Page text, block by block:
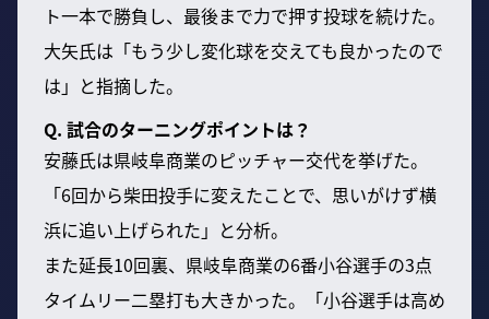
ト一本で勝負し、最後まで力で押す投球を続けた。
大矢氏は「もう少し変化球を交えても良かったので
は」と指摘した。
Q. 試合のターニングポイントは？
安藤氏は県岐阜商業のピッチャー交代を挙げた。
「6回から柴田投手に変えたことで、思いがけず横
浜に追い上げられた」と分析。
また延長10回裏、県岐阜商業の6番小谷選手の3点
タイムリー二塁打も大きかった。「小谷選手は高め